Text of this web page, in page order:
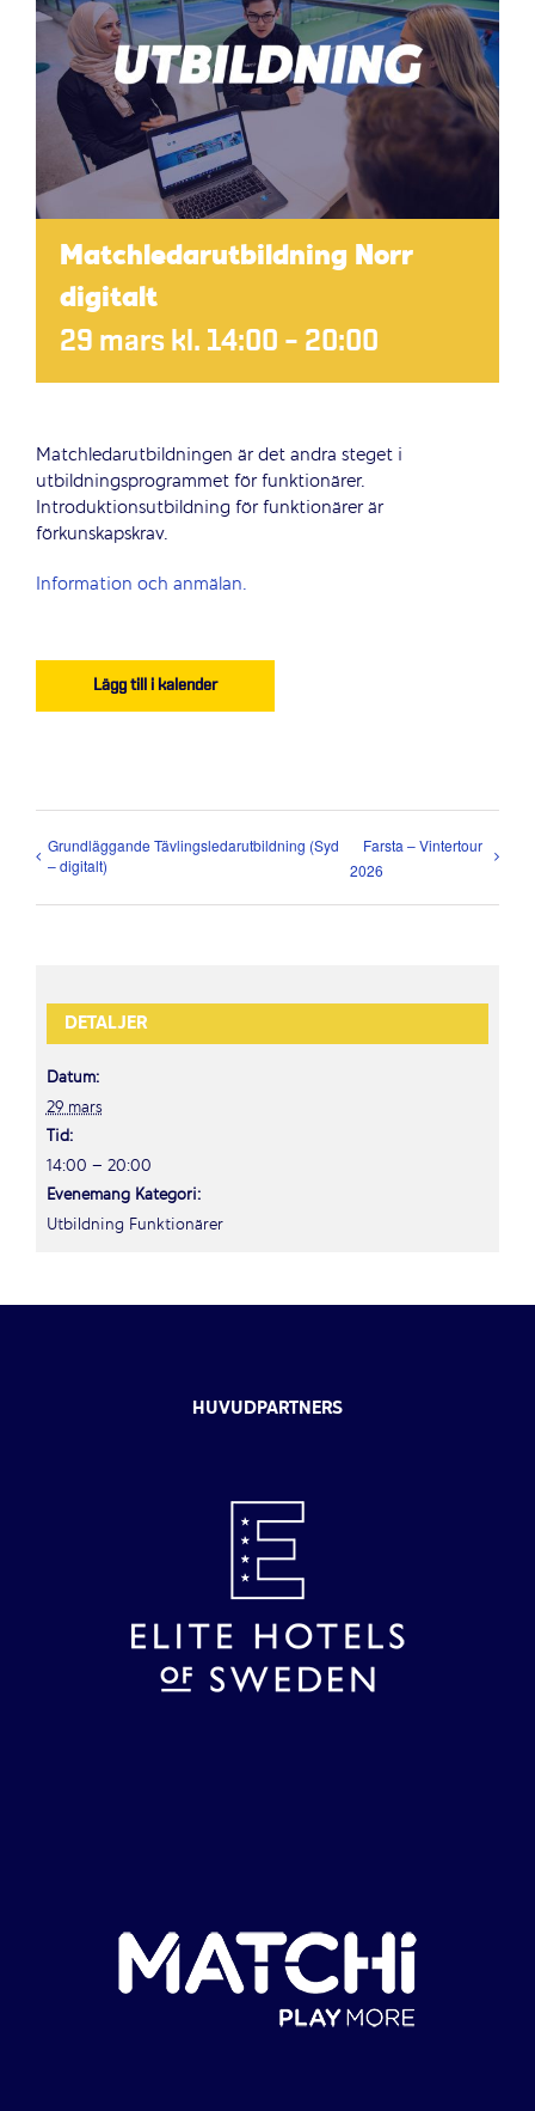
Matchledarutbildning Norr
digitalt
29 mars kl. 14:00 – 20:00
Matchledarutbildningen är det andra steget i
utbildningsprogrammet för funktionärer.
Introduktionsutbildning för funktionärer är
förkunskapskrav.
Information och anmälan.
Lägg till i kalender
Grundläggande Tävlingsledarutbildning (Syd
– digitalt)
Farsta – Vintertour
2026
DETALJER
Datum:
29 mars
Tid:
14:00 – 20:00
Evenemang Kategori:
Utbildning Funktionärer
HUVUDPARTNERS